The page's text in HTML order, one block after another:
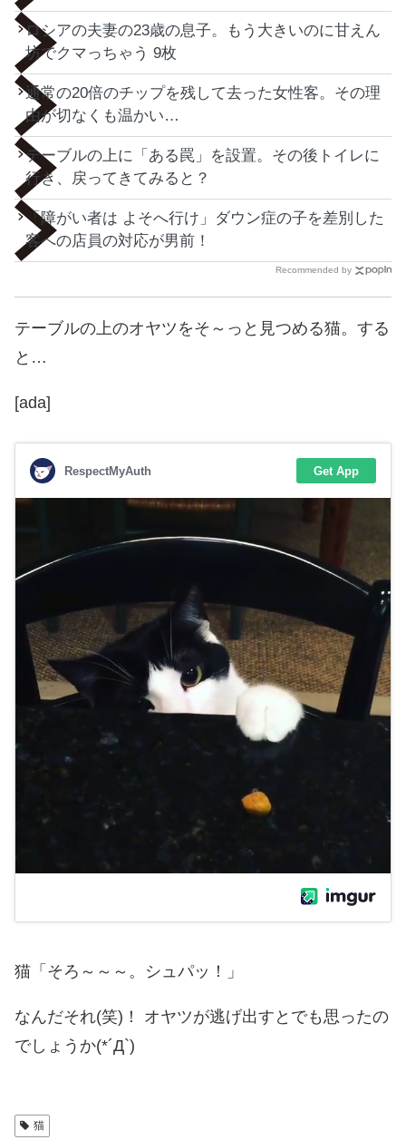
ロシアの夫妻の23歳の息子。もう大きいのに甘えん
坊でクマっちゃう 9枚
通常の20倍のチップを残して去った女性客。その理
由が切なくも温かい…
テーブルの上に「ある罠」を設置。その後トイレに
行き、戻ってきてみると？
「障がい者は よそへ行け」ダウン症の子を差別した
客への店員の対応が男前！
Recommended by
テーブルの上のオヤツをそ～っと見つめる猫。する
と…
[ada]
猫「そろ～～～。シュパッ！」
なんだそれ(笑)！ オヤツが逃げ出すとでも思ったの
でしょうか(*´Д`)
猫